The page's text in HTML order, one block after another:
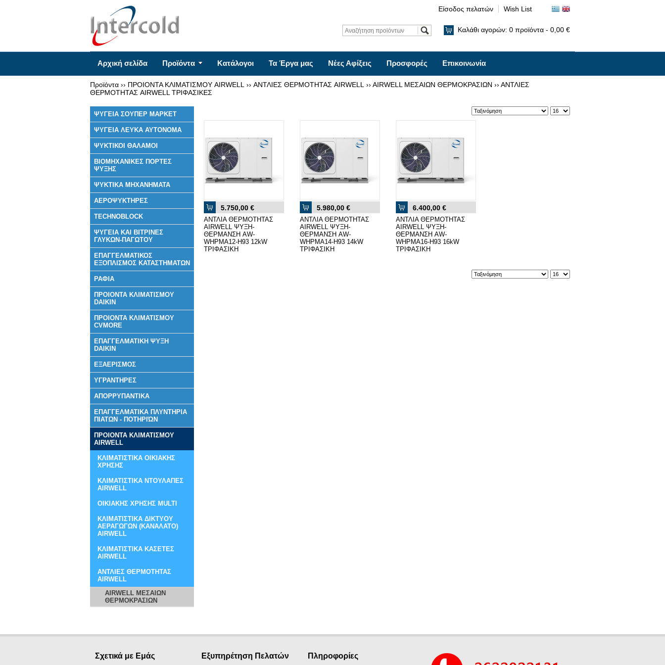
Είσοδος πελατών Wish List
Καλάθι αγορών: 0 προϊόντα - 0,00 €
Αρχική σελίδα Προϊόντα Κατάλογοι Τα Έργα μας Νέες Αφίξεις Προσφορές Επικοινωνία
Προϊόντα ›› ΠΡΟΙΟΝΤΑ ΚΛΙΜΑΤΙΣΜΟΥ AIRWELL ›› ΑΝΤΛΙΕΣ ΘΕΡΜΟΤΗΤΑΣ AIRWELL ›› AIRWELL ΜΕΣΑΙΩΝ ΘΕΡΜΟΚΡΑΣΙΩΝ ›› ΑΝΤΛΙΕΣ
ΘΕΡΜΟΤΗΤΑΣ AIRWELL ΤΡΙΦΑΣΙΚΕΣ
ΨΥΓΕΙΑ ΣΟΥΠΕΡ ΜΑΡΚΕΤ
ΨΥΓΕΙΑ ΛΕΥΚΑ ΑΥΤΟΝΟΜΑ
ΨΥΚΤΙΚΟΙ ΘΑΛΑΜΟΙ
ΒΙΟΜΗΧΑΝΙΚΕΣ ΠΟΡΤΕΣ
ΨΥΞΗΣ
ΨΥΚΤΙΚΑ ΜΗΧΑΝΗΜΑΤΑ
ΑΕΡΟΨΥΚΤΗΡΕΣ
TECHNOBLOCK
ΨΥΓΕΙΑ ΚΑΙ ΒΙΤΡΙΝΕΣ
ΓΛΥΚΩΝ-ΠΑΓΩΤΟΥ
ΕΠΑΓΓΕΛΜΑΤΙΚΟΣ
ΕΞΟΠΛΙΣΜΟΣ ΚΑΤΑΣΤΗΜΑΤΩΝ
ΡΑΦΙΑ
ΠΡΟΙΟΝΤΑ ΚΛΙΜΑΤΙΣΜΟΥ
DAIKIN
ΠΡΟΙΟΝΤΑ ΚΛΙΜΑΤΙΣΜΟΥ
CVMORE
ΕΠΑΓΓΕΛΜΑΤΙΚΗ ΨΥΞΗ
DAIKIN
ΕΞΑΕΡΙΣΜΟΣ
ΥΓΡΑΝΤΗΡΕΣ
ΑΠΟΡΡΥΠΑΝΤΙΚΑ
ΕΠΑΓΓΕΛΜΑΤΙΚΑ ΠΛΥΝΤΗΡΙΑ
ΠΙΑΤΩΝ - ΠΟΤΗΡΙΏΝ
ΠΡΟΙΟΝΤΑ ΚΛΙΜΑΤΙΣΜΟΥ
AIRWELL
ΚΛΙΜΑΤΙΣΤΙΚΑ ΟΙΚΙΑΚΗΣ
ΧΡΗΣΗΣ
ΚΛΙΜΑΤΙΣΤΙΚΑ ΝΤΟΥΛΑΠΕΣ
AIRWELL
ΟΙΚΙΑΚΗΣ ΧΡΗΣΗΣ MULTI
ΚΛΙΜΑΤΙΣΤΙΚΑ ΔΙΚΤΥΟΥ
ΑΕΡΑΓΩΓΩΝ (ΚΑΝΑΛΑΤΟ)
AIRWELL
ΚΛΙΜΑΤΙΣΤΙΚΑ ΚΑΣΕΤΕΣ
AIRWELL
ΑΝΤΛΙΕΣ ΘΕΡΜΟΤΗΤΑΣ
AIRWELL
AIRWELL ΜΕΣΑΙΩΝ
ΘΕΡΜΟΚΡΑΣΙΩΝ
5.750,00 €
ΑΝΤΛΙΑ ΘΕΡΜΟΤΗΤΑΣ
AIRWELL ΨΥΞΗ-
ΘΕΡΜΑΝΣΗ AW-
WHPMA12-H93 12kW
ΤΡΙΦΑΣΙΚΗ
5.980,00 €
ΑΝΤΛΙΑ ΘΕΡΜΟΤΗΤΑΣ
AIRWELL ΨΥΞΗ-
ΘΕΡΜΑΝΣΗ AW-
WHPMA14-H93 14kW
ΤΡΙΦΑΣΙΚΗ
6.400,00 €
ΑΝΤΛΙΑ ΘΕΡΜΟΤΗΤΑΣ
AIRWELL ΨΥΞΗ-
ΘΕΡΜΑΝΣΗ AW-
WHPMA16-H93 16kW
ΤΡΙΦΑΣΙΚΗ
Σχετικά με Εμάς Εξυπηρέτηση Πελατών Πληροφορίες